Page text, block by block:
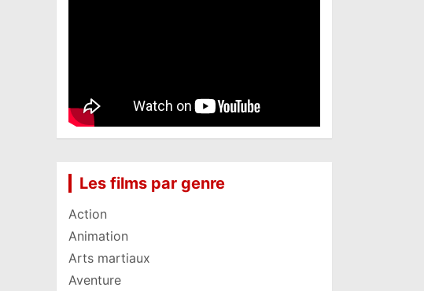
Les films par genre
Action
Animation
Arts martiaux
Aventure